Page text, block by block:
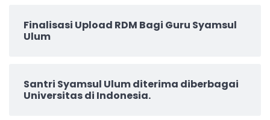
Finalisasi Upload RDM Bagi Guru Syamsul
Ulum
Santri Syamsul Ulum diterima diberbagai
Universitas di Indonesia.